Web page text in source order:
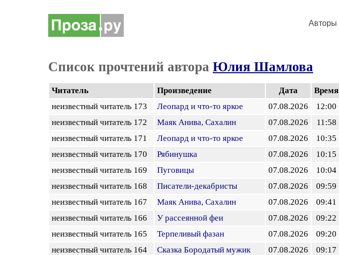
Авторы
Список прочтений автора Юлия Шамлова
Читатель Произведение Дата Время
неизвестный читатель 173
Леопард и что-то яркое 07.08.2026 12:00
неизвестный читатель 172
Маяк Анива, Сахалин 07.08.2026 11:58
неизвестный читатель 171
Леопард и что-то яркое 07.08.2026 10:35
неизвестный читатель 170
Рябинушка 07.08.2026 10:15
неизвестный читатель 169
Пуговицы 07.08.2026 10:04
неизвестный читатель 168
Писатели-декабристы 07.08.2026 09:59
неизвестный читатель 167
Маяк Анива, Сахалин 07.08.2026 09:41
неизвестный читатель 166
У рассеянной феи 07.08.2026 09:22
неизвестный читатель 165
Терпеливый фазан 07.08.2026 09:20
неизвестный читатель 164
Сказка Бородатый мужик 07.08.2026 09:17